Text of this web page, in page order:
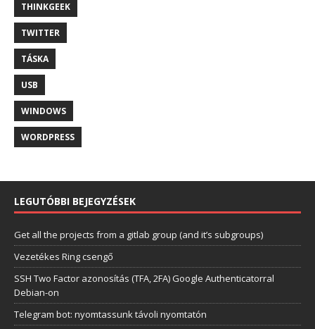
THINKGEEK
TWITTER
TÁSKA
USB
WINDOWS
WORDPRESS
LEGUTÓBBI BEJEGYZÉSEK
Get all the projects from a gitlab group (and it’s subgroups)
Vezetékes Ring csengő
SSH Two Factor azonosítás (TFA, 2FA) Google Authenticatorral
Debian-on
Telegram bot: nyomtassunk távoli nyomtatón